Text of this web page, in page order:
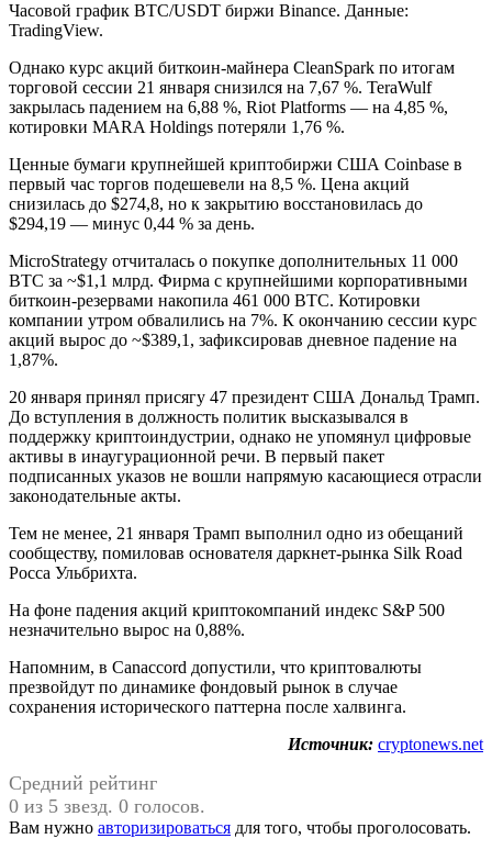
Часовой график BTC/USDT биржи Binance. Данные:
TradingView.
Однако курс акций биткоин-майнера CleanSpark по итогам
торговой сессии 21 января снизился на 7,67 %. TeraWulf
закрылась падением на 6,88 %, Riot Platforms — на 4,85 %,
котировки MARA Holdings потеряли 1,76 %.
Ценные бумаги крупнейшей криптобиржи США Coinbase в
первый час торгов подешевели на 8,5 %. Цена акций
снизилась до $274,8, но к закрытию восстановилась до
$294,19 — минус 0,44 % за день.
MicroStrategy отчиталась о покупке дополнительных 11 000
BTC за ~$1,1 млрд. Фирма с крупнейшими корпоративными
биткоин-резервами накопила 461 000 BTC. Котировки
компании утром обвалились на 7%. К окончанию сессии курс
акций вырос до ~$389,1, зафиксировав дневное падение на
1,87%.
20 января принял присягу 47 президент США Дональд Трамп.
До вступления в должность политик высказывался в
поддержку криптоиндустрии, однако не упомянул цифровые
активы в инаугурационной речи. В первый пакет
подписанных указов не вошли напрямую касающиеся отрасли
законодательные акты.
Тем не менее, 21 января Трамп выполнил одно из обещаний
сообществу, помиловав основателя даркнет-рынка Silk Road
Росса Ульбрихта.
На фоне падения акций криптокомпаний индекс S&P 500
незначительно вырос на 0,88%.
Напомним, в Canaccord допустили, что криптовалюты
презвойдут по динамике фондовый рынок в случае
сохранения исторического паттерна после халвинга.
Источник: cryptonews.net
Средний рейтинг
0 из 5 звезд. 0 голосов.
Вам нужно авторизироваться для того, чтобы проголосовать.